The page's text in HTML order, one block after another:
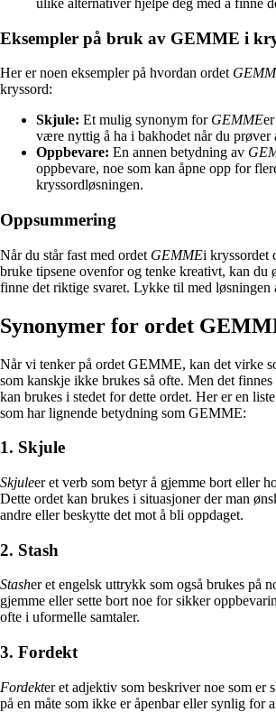
Eksempler på bruk av GEMME i
Her er noen eksempler på hvordan ordet
kryssord:
Skjule: Et mulig synonym for GEMME
være nyttig å ha i bakhodet når du prøver
Oppbevare: En annen betydning av
oppbevare, noe som kan åpne opp for
kryssordløsningen.
Oppsummering
Når du står fast med ordet GEMMEi kryssordet
bruke tipsene ovenfor og tenke kreativt, kan du
finne det riktige svaret. Lykke til med løsningen
Synonymer for ordet
Når vi tenker på ordet GEMME, kan det virke
som kanskje ikke brukes så ofte. Men det
kan brukes i stedet for dette ordet. Her er en
som har lignende betydning som GEMME:
1. Skjule
Skjuleer et verb som betyr å gjemme bort eller
Dette ordet kan brukes i situasjoner der man
andre eller beskytte det mot å bli oppdaget.
2. Stash
Stasher et engelsk uttrykk som også brukes på
gjemme eller sette bort noe for sikker
ofte i uformelle samtaler.
3. Fordekt
Fordekter et adjektiv som beskriver noe som er
på en måte som ikke er åpenbar eller synlig for